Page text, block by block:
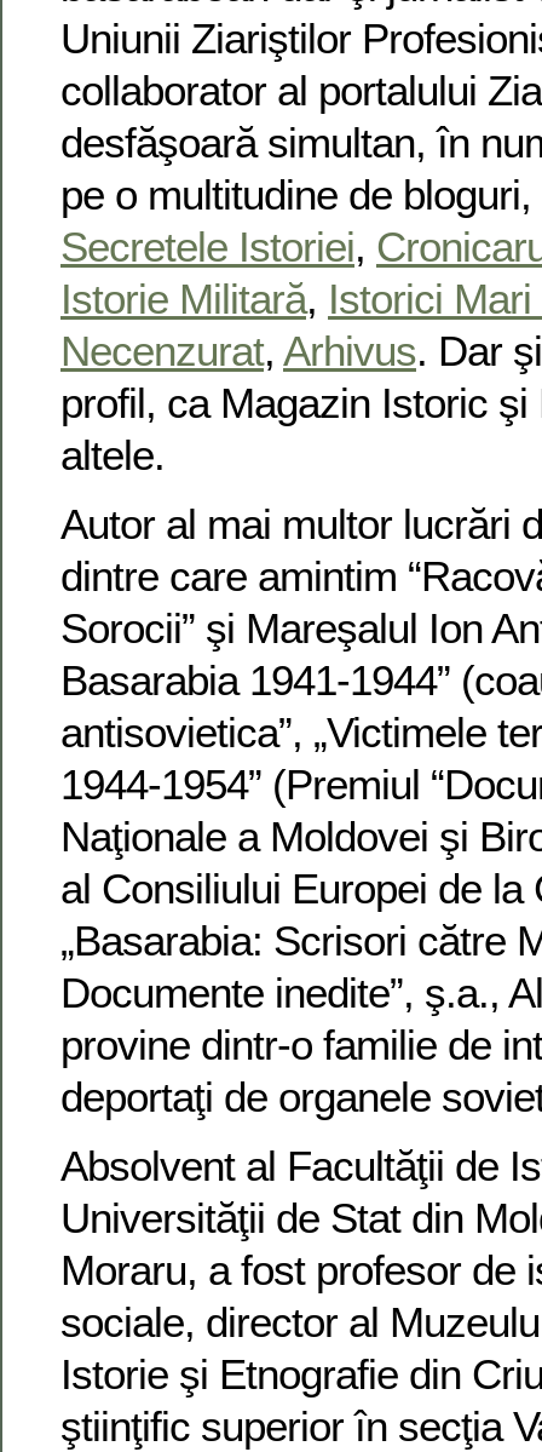
Uniunii Ziariştilor
collaborator al portalului
desfăşoară simultan, în
pe o multitudine de
Secretele Istoriei,
Istorie Militară, Istorici
Necenzurat, Arhivus. Dar
profil, ca Magazin Istoric
altele.
Autor al mai multor lucrări
dintre care amintim
Sorocii” şi Mareşalul Ion
Basarabia 1941-1944”
antisovietica”, „Victimele
1944-1954” (Premiul
Naţionale a Moldovei şi
al Consiliului Europei de la
„Basarabia: Scrisori către
Documente inedite”, ş.a.,
provine dintr-o familie de
deportaţi de organele
Absolvent al Facultăţii de
Universităţii de Stat din
Moraru, a fost profesor de
sociale, director al
Istorie şi Etnografie din
ştiinţific superior în secţia